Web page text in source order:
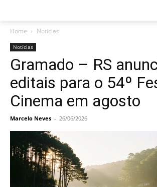
Home Notícias
Notícias
Gramado – RS
editais para o 54º
Cinema em agosto
Marcelo Neves - 26/06/2026